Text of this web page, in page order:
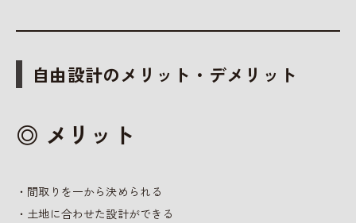
自由設計のメリット・デメリット
◎ メリット
・間取りを一から決められる
・土地に合わせた設計ができる